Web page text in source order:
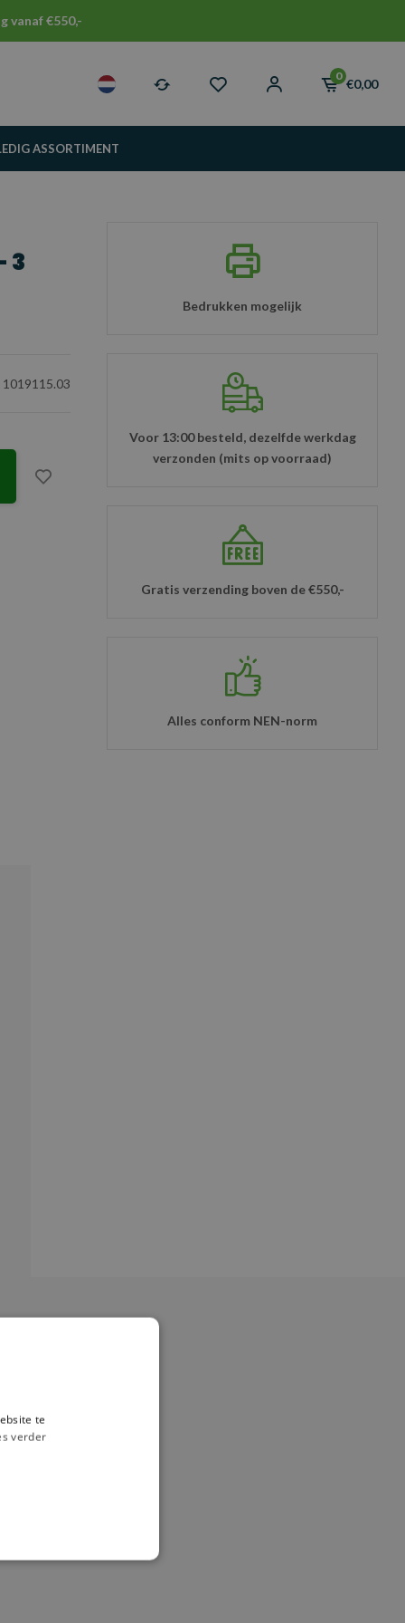
vanaf €550,-
0
€0,00
ASSORTIMENT
3
1019115.03
Bedrukken mogelijk
Voor 13:00 besteld, dezelfde werkdag
verzonden (mits op voorraad)
Gratis verzending boven de €550,-
Alles conform NEN-norm
te
verder